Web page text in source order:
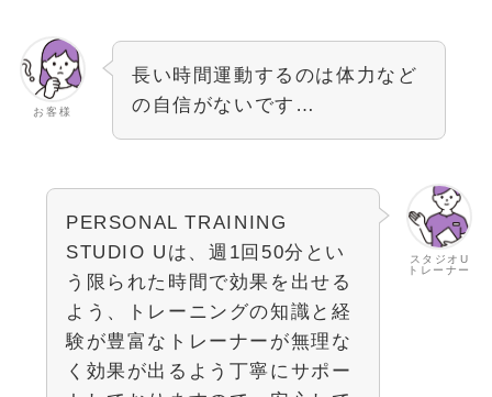
お客様
長い時間運動するのは体力など
の自信がないです…
スタジオU
トレーナー
PERSONAL TRAINING
STUDIO Uは、週1回50分とい
う限られた時間で効果を出せる
よう、トレーニングの知識と経
験が豊富なトレーナーが無理な
く効果が出るよう丁寧にサポー